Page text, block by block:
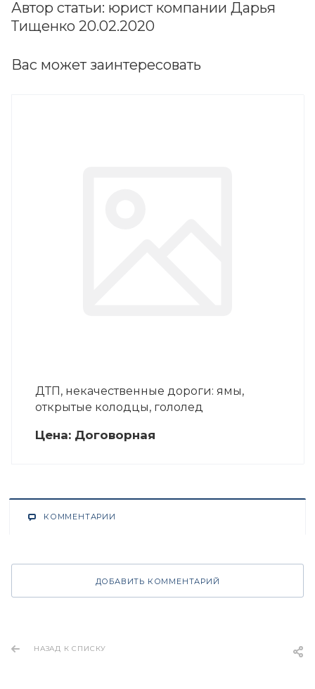
Автор статьи: юрист компании Дарья
Тищенко 20.02.2020
Вас может заинтересовать
ДТП, некачественные дороги: ямы,
открытые колодцы, гололед
Цена: Договорная
КОММЕНТАРИИ
ДОБАВИТЬ КОММЕНТАРИЙ
НАЗАД К СПИСКУ